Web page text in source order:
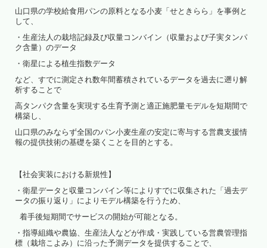
山口県の学校給食用パンの原料となる小麦「せときらら」を事例と
して、
・生産法人の栽培記録及び収量コンバイン（収量および子実タンパ
ク含量）のデータ
・衛星による植生指数データ
など、すでに測定され数年間蓄積されているデータを過去に遡り解
析することで
高タンパク含量を実現する生育予測と適正施肥量モデルを短期間で
構築し、
山口県のみならず全国のパン小麦生産の安定に寄与する営農支援情
報の提供技術の基礎を築くことを目的とする。
【社会実装における新規性】
・衛星データと収量コンバイン等によりすでに収集された「過去デ
ータの振り返り」によりモデル構築を行うため、
着手後短期間でサービスの開始が可能となる。
・指導組織や農協、生産法人などが作成・実践している営農管理指
標（栽培こよみ）に沿った予測データを提供することで、